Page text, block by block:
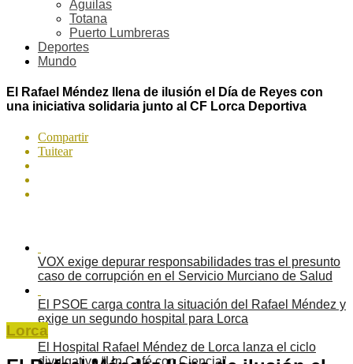
Águilas
Totana
Puerto Lumbreras
Deportes
Mundo
El Rafael Méndez llena de ilusión el Día de Reyes con
una iniciativa solidaria junto al CF Lorca Deportiva
Compartir
Tuitear
VOX exige depurar responsabilidades tras el presunto
caso de corrupción en el Servicio Murciano de Salud
El PSOE carga contra la situación del Rafael Méndez y
exige un segundo hospital para Lorca
El Hospital Rafael Méndez de Lorca lanza el ciclo
Lorca